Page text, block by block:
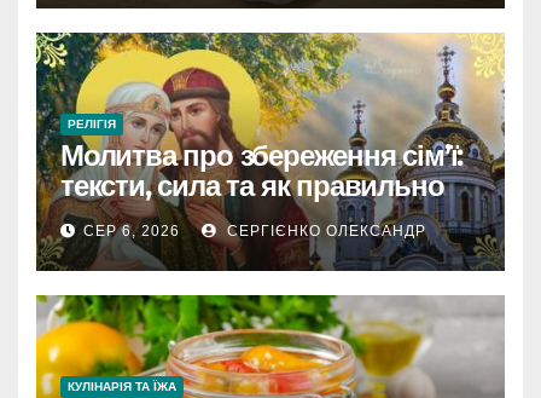
РЕЛІГІЯ
Молитва про збереження сім’ї:
тексти, сила та як правильно
читати
СЕР 6, 2026 СЕРГІЄНКО ОЛЕКСАНДР
КУЛІНАРІЯ ТА ЇЖА